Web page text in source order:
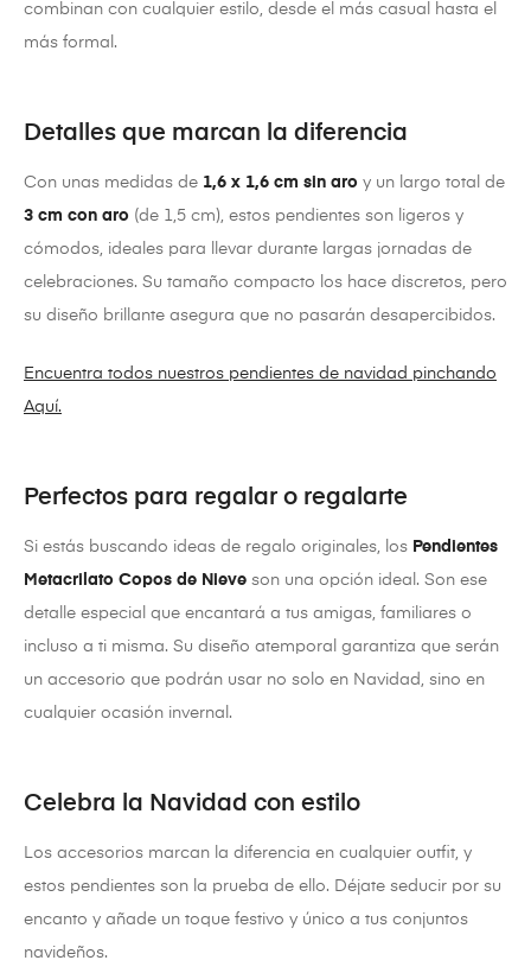
combinan con cualquier estilo, desde el más casual hasta el
más formal.
Detalles que marcan la diferencia
Con unas medidas de 1,6 x 1,6 cm sin aro y un largo total de
3 cm con aro (de 1,5 cm), estos pendientes son ligeros y
cómodos, ideales para llevar durante largas jornadas de
celebraciones. Su tamaño compacto los hace discretos, pero
su diseño brillante asegura que no pasarán desapercibidos.
Encuentra todos nuestros pendientes de navidad pinchando
Aquí.
Perfectos para regalar o regalarte
Si estás buscando ideas de regalo originales, los Pendientes
Metacrilato Copos de Nieve son una opción ideal. Son ese
detalle especial que encantará a tus amigas, familiares o
incluso a ti misma. Su diseño atemporal garantiza que serán
un accesorio que podrán usar no solo en Navidad, sino en
cualquier ocasión invernal.
Celebra la Navidad con estilo
Los accesorios marcan la diferencia en cualquier outfit, y
estos pendientes son la prueba de ello. Déjate seducir por su
encanto y añade un toque festivo y único a tus conjuntos
navideños.